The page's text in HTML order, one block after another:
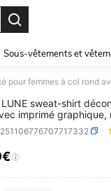
Sous-vêtements et
LUNE sweat-shirt
imprimé
branches, manches
les courses,
AND